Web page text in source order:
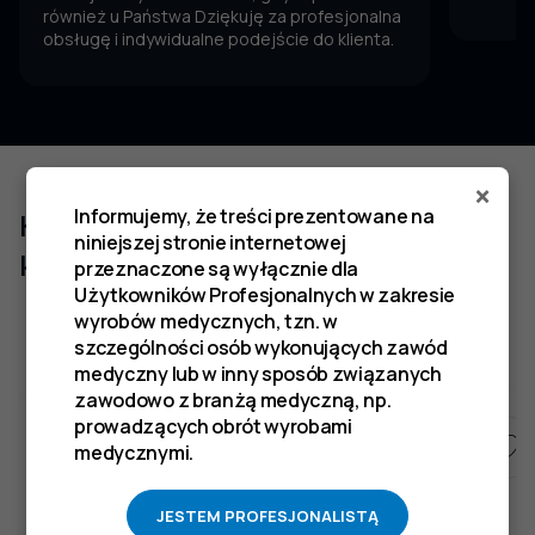
również u Państwa Dziękuję za profesjonalna
obsługę i indywidualne podejście do klienta.
Klienci którzy zakupili ten produkt
kupili również
×
Informujemy, że treści prezentowane na
niniejszej stronie internetowej
przeznaczone są wyłącznie dla
Użytkowników Profesjonalnych w zakresie
wyrobów medycznych, tzn. w
szczególności osób wykonujących zawód
medyczny lub w inny sposób związanych
zawodowo z branżą medyczną, np.
prowadzących obrót wyrobami
medycznymi.
JESTEM PROFESJONALISTĄ